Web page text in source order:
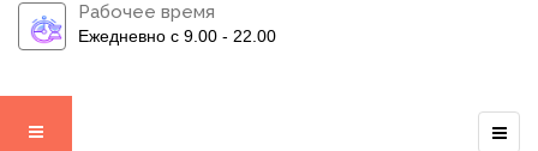
Рабочее время
Ежедневно с 9.00 - 22.00